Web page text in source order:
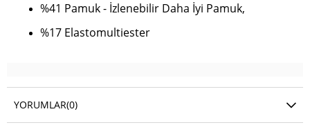
%41 Pamuk - İzlenebilir Daha İyi Pamuk,
%17 Elastomultiester
YORUMLAR(0)